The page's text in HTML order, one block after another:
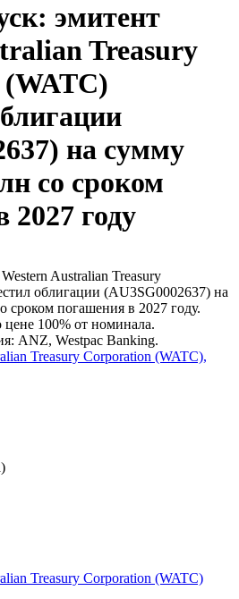
эмитент
Treasury
на сумму
со сроком
2027 году
Australian Treasury
облигации (AU3SG0002637) на
погашения в 2027 году.
100% от номинала.
ANZ, Westpac Banking.
Treasury Corporation (WATC),
Treasury Corporation (WATC)